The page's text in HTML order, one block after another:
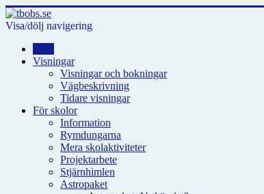
Visa/dölj navigering
Visningar
Visningar och bokningar
Vägbeskrivning
Tidare visningar
För skolor
Information
Rymdungarna
Mera skolaktiviteter
Projektarbete
Stjärnhimlen
Astropaket